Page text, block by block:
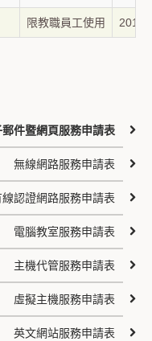
限教職員工使用 2018-
郵件暨網頁服務申請表
無線網路服務申請表
線認證網路服務申請表
電腦教室服務申請表
主機代管服務申請表
虛擬主機服務申請表
英文網站服務申請表